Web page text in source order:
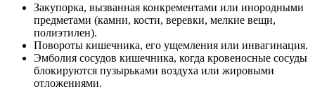
Закупорка, вызванная конкрементами или инородными
предметами (камни, кости, веревки, мелкие вещи,
полиэтилен).
Повороты кишечника, его ущемления или инвагинация.
Эмболия сосудов кишечника, когда кровеносные сосуды
блокируются пузырьками воздуха или жировыми
отложениями.